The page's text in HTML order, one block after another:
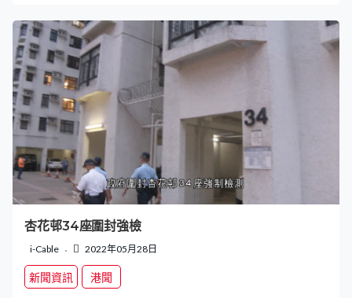
杏花邨34座圍封強檢
i-Cable 2022年05月28日
新聞資訊 港聞